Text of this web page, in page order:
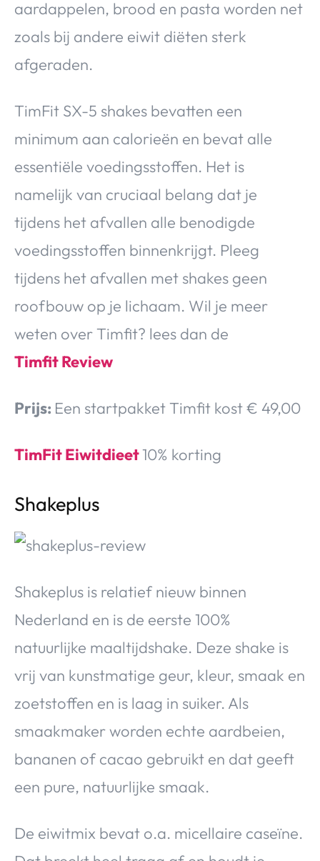
aardappelen, brood en pasta worden net
zoals bij andere eiwit diëten sterk
afgeraden.
TimFit SX-5 shakes bevatten een
minimum aan calorieën en bevat alle
essentiële voedingsstoffen. Het is
namelijk van cruciaal belang dat je
tijdens het afvallen alle benodigde
voedingsstoffen binnenkrijgt. Pleeg
tijdens het afvallen met shakes geen
roofbouw op je lichaam. Wil je meer
weten over Timfit? lees dan de
Timfit Review
Prijs: Een startpakket Timfit kost € 49,00
TimFit Eiwitdieet10% korting
Shakeplus
Shakeplus is relatief nieuw binnen
Nederland en is de eerste 100%
natuurlijke maaltijdshake. Deze shake is
vrij van kunstmatige geur, kleur, smaak en
zoetstoffen en is laag in suiker. Als
smaakmaker worden echte aardbeien,
bananen of cacao gebruikt en dat geeft
een pure, natuurlijke smaak.
De eiwitmix bevat o.a. micellaire caseïne.